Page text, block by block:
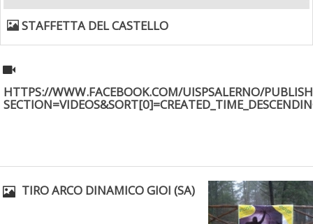
STAFFETTA DEL CASTELLO
HTTPS://WWW.FACEBOOK.COM/UISPSALERNO/
TIRO ARCO DINAMICO GIOI (SA)